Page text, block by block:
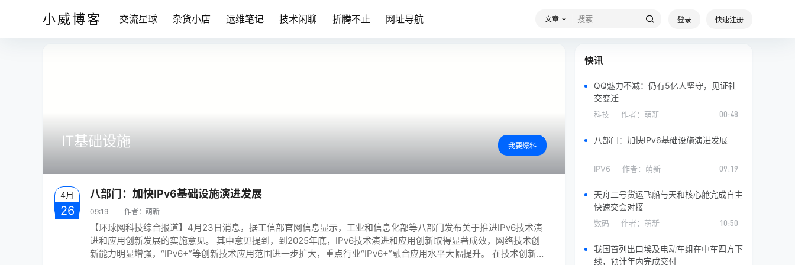
小威博客 交流星球 杂货小店 运维笔记 技术闲聊 折腾不止 网址导航 文章 登录 快速注册
IT基础设施 我要爆料
4月
26
八部门：加快IPv6基础设施演进发展
09:19 作者： 萌新
【环球网科技综合报道】4月23日消息，据工信部官网信息显示，工业和信息化部等八部门发布关于推进IPv6技术演
进和应用创新发展的实施意见。 其中意见提到，到2025年底，IPv6技术演进和应用创新取得显著成效，网络技术创
新能力明显增强，“IPv6+”等创新技术应用范围进一步扩大，重点行业“IPv6+”融合应用水平大幅提升。 在技术创新方
快讯
QQ魅力不减：仍有5亿人坚守，见证社
交变迁
科技 作者： 萌新 00:48
八部门：加快IPv6基础设施演进发展
IPV6 作者： 萌新 09:19
天舟二号货运飞船与天和核心舱完成自主
快速交会对接
数码 作者： 萌新 10:50
我国首列出口埃及电动车组在中车四方下
线，预计年内完成交付